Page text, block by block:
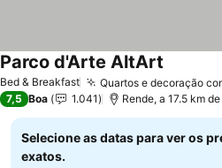
Bed & Breakfast Quartos e decoração
Parco d'Arte AltArt
7,5 Boa 1.041 Rende, a 17.5 km
Selecione as datas para ver os
exatos.